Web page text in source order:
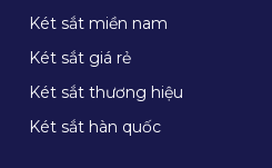
Két sắt miền nam
Két sắt giá rẻ
Két sắt thương hiệu
Két sắt hàn quốc